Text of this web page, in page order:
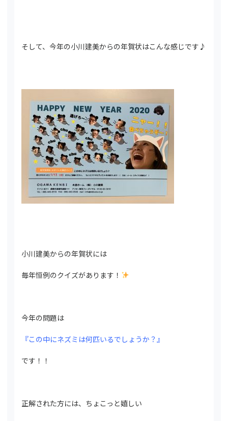
そして、今年の小川建美からの年賀状はこんな感じです♪
小川建美からの年賀状には
毎年恒例のクイズがあります！
今年の問題は
『この中にネズミは何匹いるでしょうか？』
です！！
正解された方には、ちょこっと嬉しい